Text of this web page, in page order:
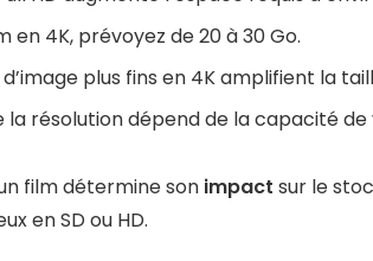
en 4K, prévoyez de 20 à 30 Go.
plus fins en 4K amplifient la
la résolution dépend de la capacité
film détermine son impact sur le
en SD ou HD.